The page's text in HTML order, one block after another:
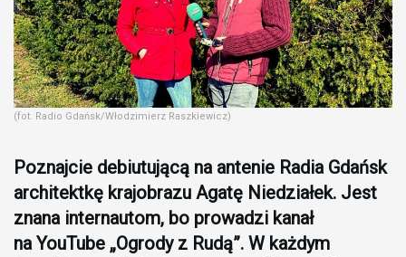
(fot. Radio Gdańsk/Włodzimierz Raszkiewicz)
Poznajcie debiutującą na antenie Radia Gdańsk
architektkę krajobrazu Agatę Niedziałek. Jest
znana internautom, bo prowadzi kanał
na YouTube „Ogrody z Rudą”. W każdym